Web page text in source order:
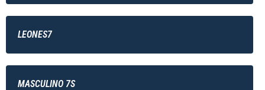
LEONES7
MASCULINO 7S